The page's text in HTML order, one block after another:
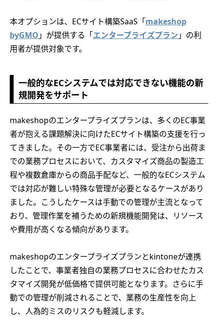
本オプションは、ECサイト構築SaaS「makeshop
byGMO 」が提供する「エンタープライズプラン 」の利
用者が提供対象です。
一般的なECシステムでは対応できない機能の新
規開発をサポート
makeshopのエンタープライズプランは、多くのEC事業
者が抱える課題解決に向けたECサイト構築の支援を行っ
てきました。その一方でEC事業者には、受注から出荷ま
での業務プロセスにおいて、カスタマイズ商品の製造工
程や複数倉庫からの商品手配など、一般的なECシステム
では対応が難しい特殊な管理が必要となるケースがあり
ました。こうしたケースは手動での管理が主流となって
おり、管理作業を補うための新規機能開発は、リソース
や費用が高くなる傾向があります。
makeshopのエンタープライズプランとkintoneが連携
したことで、事業者独自の業務プロセスに合わせたカス
タマイズ開発が低価格で提供可能となります。さらに手
動での管理が削減されることで、業務の生産性を向上
し、人為的ミスのリスクも軽減します。